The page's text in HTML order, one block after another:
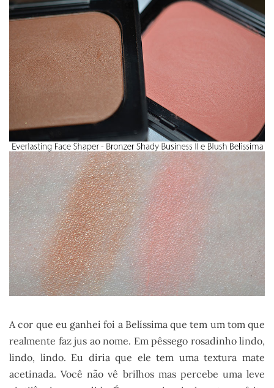
A cor que eu ganhei foi a Belíssima que tem um tom que
realmente faz jus ao nome. Em pêssego rosadinho lindo,
lindo, lindo. Eu diria que ele tem uma textura mate
acetinada. Você não vê brilhos mas percebe uma leve